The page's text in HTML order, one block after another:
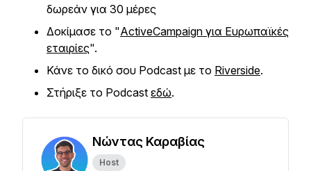
δωρεάν για 30 μέρες
Δοκίμασε το "ActiveCampaign για Ευρωπαϊκές
εταιρίες".
Κάνε το δικό σου Podcast με το Riverside.
Στήριξε το Podcast εδώ.
Νώντας Καραβίας
Host